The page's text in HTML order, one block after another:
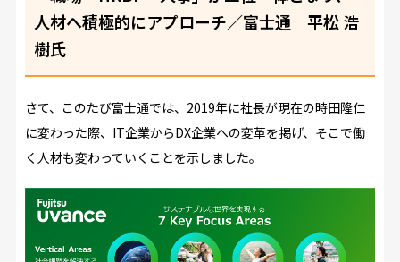
人材へ積極的にアプローチ／富士通 平松 浩
樹氏
さて、このたび富士通では、2019年に社長が現在の時田隆仁
に変わった際、IT企業からDX企業への変革を掲げ、そこで働
く人材も変わっていくことを示しました。